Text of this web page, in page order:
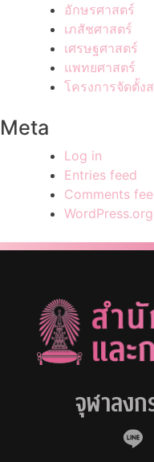
อักษรศาสตร์
เภสัชศาสตร์
เศรษฐศาสตร์
แพทยศาสตร์
โครงการจัดตั้
Meta
Log in
Entries feed
Comments
WordPress.org
จุฬาลง